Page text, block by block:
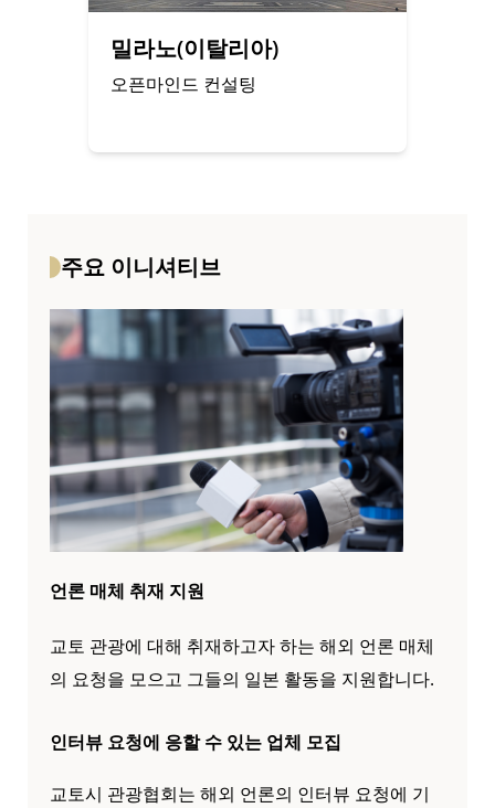
밀라노(이탈리아)
오픈마인드 컨설팅
주요 이니셔티브
언론 매체 취재 지원
교토 관광에 대해 취재하고자 하는 해외 언론 매체
의 요청을 모으고 그들의 일본 활동을 지원합니다.
인터뷰 요청에 응할 수 있는 업체 모집
교토시 관광협회는 해외 언론의 인터뷰 요청에 기